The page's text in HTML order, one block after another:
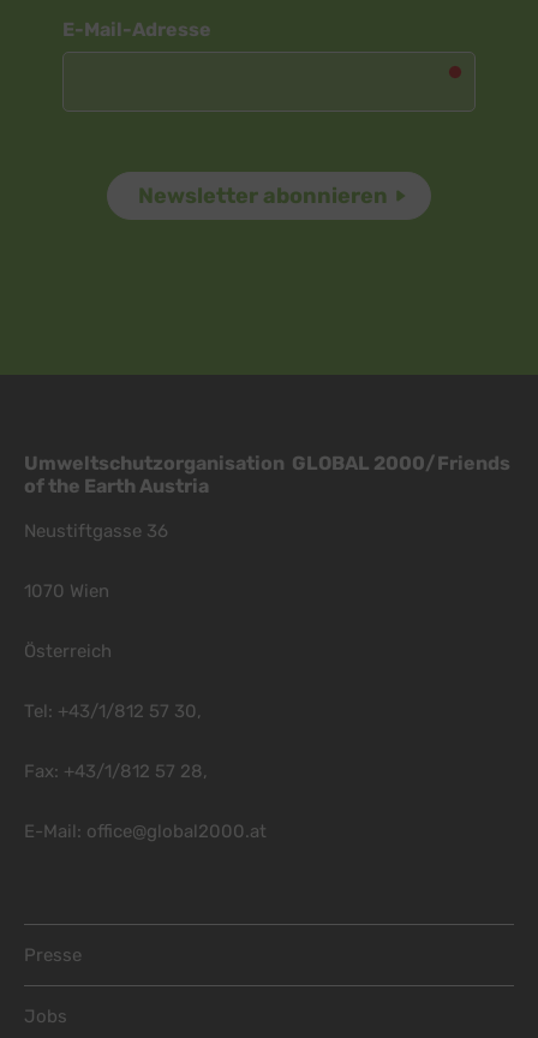
E-Mail-Adresse
Umweltschutzorganisation GLOBAL 2000/Friends
of the Earth Austria
Neustiftgasse 36
1070 Wien
Österreich
Tel: +43/1/812 57 30,
Fax: +43/1/812 57 28,
E-Mail: office@global2000.at
Presse
Jobs